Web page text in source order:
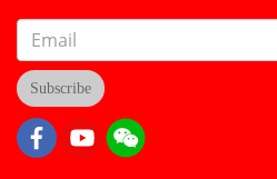
Subscribe